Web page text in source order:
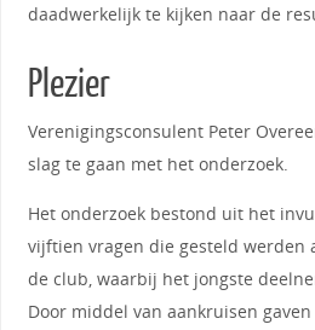
daadwerkelijk te kijken naar de
Plezier
Verenigingsconsulent Peter
slag te gaan met het onderzoek.
Het onderzoek bestond uit het
vijftien vragen die gesteld werden
de club, waarbij het jongste
Door middel van aankruisen